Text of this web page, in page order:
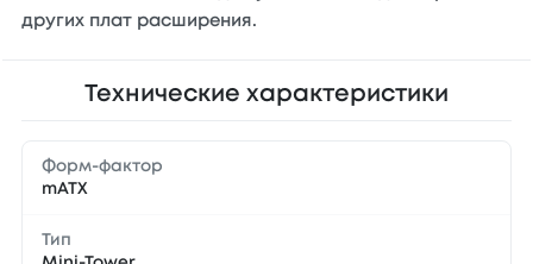
других плат расширения.
Технические характеристики
Форм-фактор
mATX
Тип